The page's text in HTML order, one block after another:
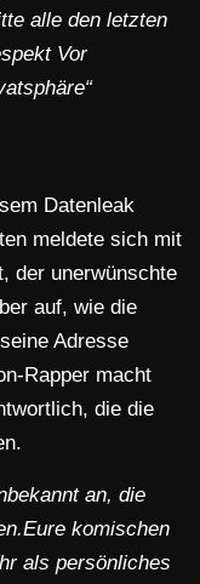
alle den letzten
Vor
Datenleak
meldete sich mit
der unerwünschte
auf, wie die
Adresse
Rapper macht
die die
an, die
komischen
als persönliches